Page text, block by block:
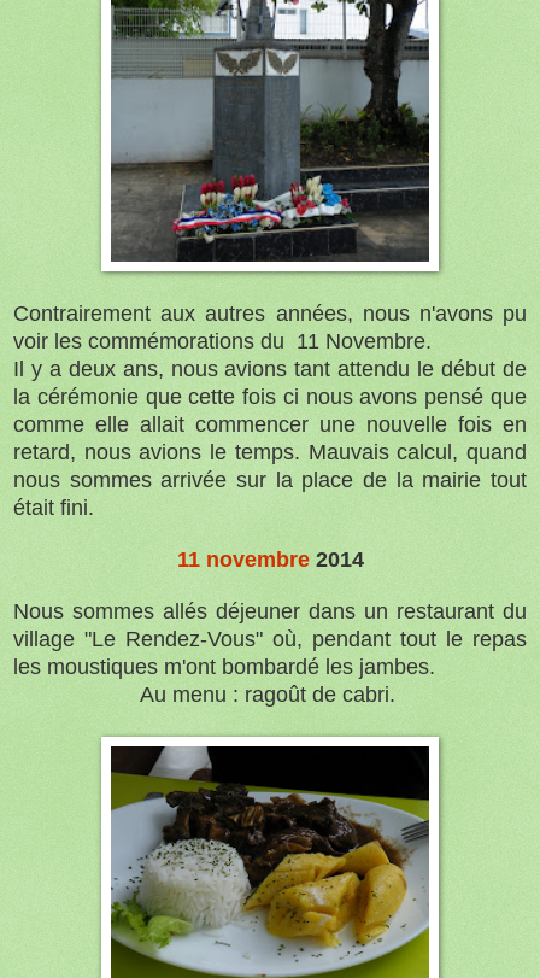
Contrairement aux autres années, nous n'avons pu
voir les commémorations du 11 Novembre.
Il y a deux ans, nous avions tant attendu le début de
la cérémonie que cette fois ci nous avons pensé que
comme elle allait commencer une nouvelle fois en
retard, nous avions le temps. Mauvais calcul, quand
nous sommes arrivée sur la place de la mairie tout
était fini.
11 novembre2014
Nous sommes allés déjeuner dans un restaurant du
village "Le Rendez-Vous" où, pendant tout le repas
les moustiques m'ont bombardé les jambes.
Au menu : ragoût de cabri.